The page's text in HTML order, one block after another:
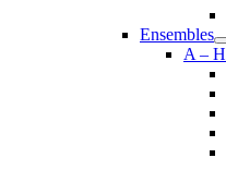
Ensembles
A – H